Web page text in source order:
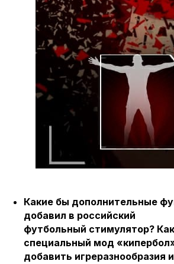
Какие бы дополнительные
добавил в российский
футбольный стимулятор?
специальный мод
добавить игреразнообразия